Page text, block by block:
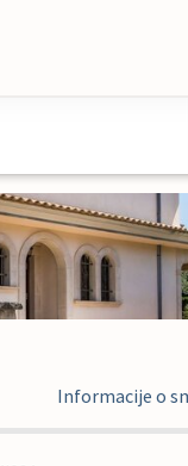
Informacije o